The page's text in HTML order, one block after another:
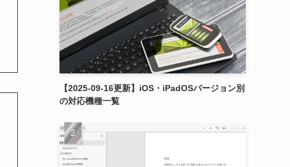
【2025-09-16更新】iOS・iPadOSバージョン別
の対応機種一覧